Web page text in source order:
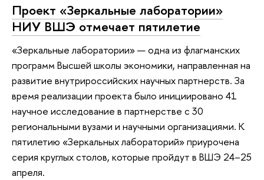
Проект «Зеркальные лаборатории»
НИУ ВШЭ отмечает пятилетие
«Зеркальные лаборатории» — одна из флагманских
программ Высшей школы экономики, направленная на
развитие внутрироссийских научных партнерств. За
время реализации проекта было инициировано 41
научное исследование в партнерстве с 30
региональными вузами и научными организациями. К
пятилетию «Зеркальных лабораторий» приурочена
серия круглых столов, которые пройдут в ВШЭ 24–25
апреля.